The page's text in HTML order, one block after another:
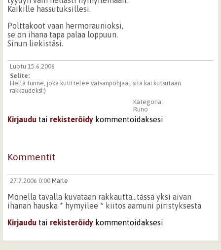
Kaikille hassutuksillesi.
Polttakoot vaan hermoraunioksi,
se on ihana tapa palaa loppuun.
Sinun liekistäsi.
Luotu 15.6.2006
Selite:
Hellä tunne, joka kutittelee vatsanpohjaa...sitä kai kutsutaan
rakkaudeksi;)
Kategoria:
Runo
Kirjaudu tai rekisteröidy kommentoidaksesi
Kommentit
27.7.2006 0:00 Marle
Monella tavalla kuvataan rakkautta...tässä yksi aivan
ihanan hauska * hymyilee * kiitos aamuni piristyksestä
Kirjaudu tai rekisteröidy kommentoidaksesi